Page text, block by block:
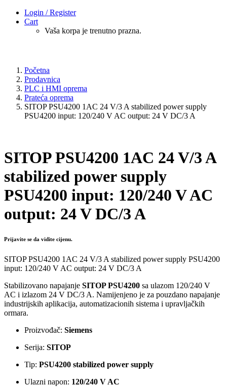
Login / Register
Cart
Vaša korpa je trenutno prazna.
Početna
Prodavnica
PLC i HMI oprema
Prateća oprema
SITOP PSU4200 1AC 24 V/3 A stabilized power supply
PSU4200 input: 120/240 V AC output: 24 V DC/3 A
SITOP PSU4200 1AC 24 V/3 A
stabilized power supply
PSU4200 input: 120/240 V AC
output: 24 V DC/3 A
Prijavite se da vidite cijenu.
SITOP PSU4200 1AC 24 V/3 A stabilized power supply PSU4200
input: 120/240 V AC output: 24 V DC/3 A
Stabilizovano napajanje SITOP PSU4200 sa ulazom 120/240 V
AC i izlazom 24 V DC/3 A. Namijenjeno je za pouzdano napajanje
industrijskih aplikacija, automatizacionih sistema i upravljačkih
ormara.
Proizvođač: Siemens
Serija: SITOP
Tip: PSU4200 stabilized power supply
Ulazni napon: 120/240 V AC